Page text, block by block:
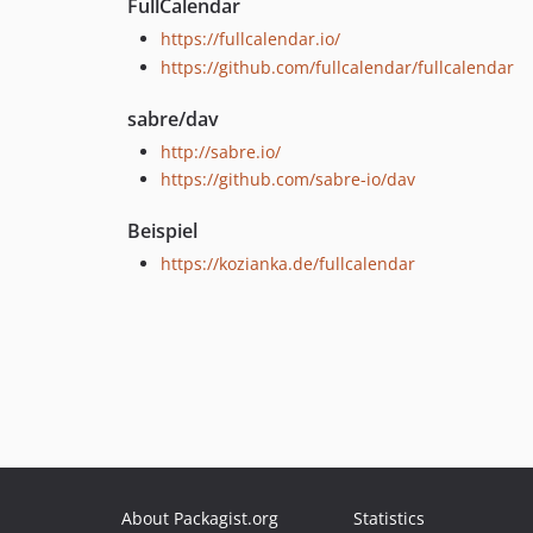
FullCalendar
https://fullcalendar.io/
https://github.com/fullcalendar/fullcalendar
sabre/dav
http://sabre.io/
https://github.com/sabre-io/dav
Beispiel
https://kozianka.de/fullcalendar
About Packagist.org Statistics